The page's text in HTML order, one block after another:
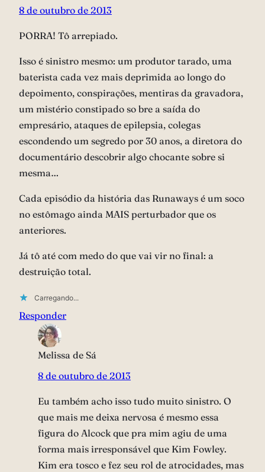
8 de outubro de 2013
PORRA! Tô arrepiado.
Isso é sinistro mesmo: um produtor tarado, uma
baterista cada vez mais deprimida ao longo do
depoimento, conspirações, mentiras da gravadora,
um mistério constipado so bre a saída do
empresário, ataques de epilepsia, colegas
escondendo um segredo por 30 anos, a diretora do
documentário descobrir algo chocante sobre si
mesma…
Cada episódio da história das Runaways é um soco
no estômago ainda MAIS perturbador que os
anteriores.
Já tô até com medo do que vai vir no final: a
destruição total.
Carregando...
Responder
Melissa de Sá
8 de outubro de 2013
Eu também acho isso tudo muito sinistro. O
que mais me deixa nervosa é mesmo essa
figura do Alcock que pra mim agiu de uma
forma mais irresponsável que Kim Fowley.
Kim era tosco e fez seu rol de atrocidades, mas